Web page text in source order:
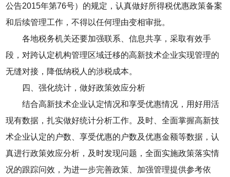
公告2015年第76号）的规定，认真做好所得税优惠政策备案
和后续管理工作，不得以任何理由变相审批。
各地税务机关还要加强联系、信息共享，采取有效手
段，对跨认定机构管理区域迁移的高新技术企业实现管理的
无缝对接，降低纳税人的涉税成本。
四、强化统计，做好政策效应分析
结合高新技术企业认定情况和享受优惠情况，用好用活
现有数据，扎实做好统计分析工作。及时、全面掌握高新技
术企业认定的户数、享受优惠的户数及优惠金额等数据，认
真进行政策效应分析，及时发现问题，全面实施政策落实情
况的跟踪问效，为进一步完善政策、加强管理提供参考依